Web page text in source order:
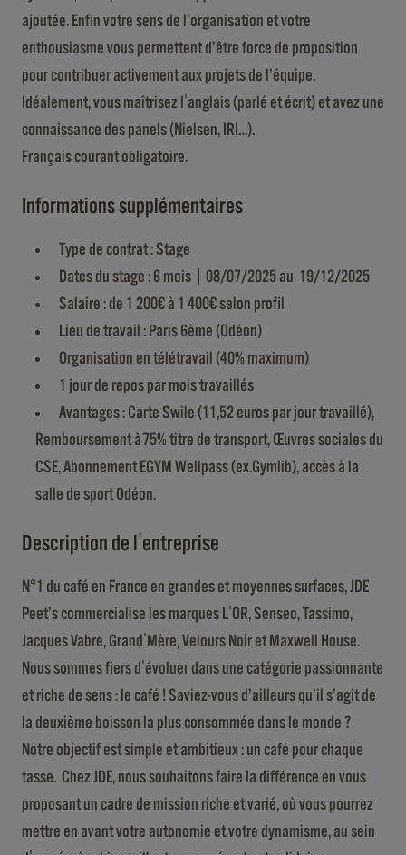
ajoutée. Enfin votre sens de l’organisation et votre
enthousiasme vous permettent d’être force de proposition
pour contribuer activement aux projets de l’équipe.
Idéalement, vous maîtrisez l'anglais (parlé et écrit) et avez une
connaissance des panels (Nielsen, IRI…).
Français courant obligatoire.
Informations supplémentaires
Type de contrat : Stage
Dates du stage : 6 mois | 08/07/2025 au 19/12/2025
Salaire : de 1 200€ à 1 400€ selon profil
Lieu de travail : Paris 6ème (Odéon)
Organisation en télétravail (40% maximum)
1 jour de repos par mois travaillés
Avantages : Carte Swile (11,52 euros par jour travaillé),
Remboursement à 75% titre de transport, Œuvres sociales du
CSE, Abonnement EGYM Wellpass (ex.Gymlib), accès à la
salle de sport Odéon.
Description de l'entreprise
N°1 du café en France en grandes et moyennes surfaces, JDE
Peet’s commercialise les marques L'OR, Senseo, Tassimo,
Jacques Vabre, Grand'Mère, Velours Noir et Maxwell House.
Nous sommes fiers d'évoluer dans une catégorie passionnante
et riche de sens : le café ! Saviez-vous d’ailleurs qu’il s’agit de
la deuxième boisson la plus consommée dans le monde ?
Notre objectif est simple et ambitieux : un café pour chaque
tasse. Chez JDE, nous souhaitons faire la différence en vous
proposant un cadre de mission riche et varié, où vous pourrez
mettre en avant votre autonomie et votre dynamisme, au sein